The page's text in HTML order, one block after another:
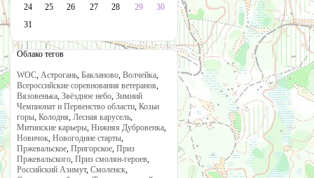
24
25 26 27 28 29
30
31
Облако тегов
WOC, Астрогань, Бакланово, Волчейка,
Всероссийские соревнования ветеранов,
Вязовенька, Звёздное небо, Зимний
Чемпионат и Первенство области, Козьи
горы, Колодня, Лесная карусель,
Митинские карьеры, Нижняя Дубровенка,
Новичок, Новогодние старты,
Пржевальское, Пригорское, Приз
Пржевальского, Приз смолян-героев,
Российский Азимут, Смоленск,